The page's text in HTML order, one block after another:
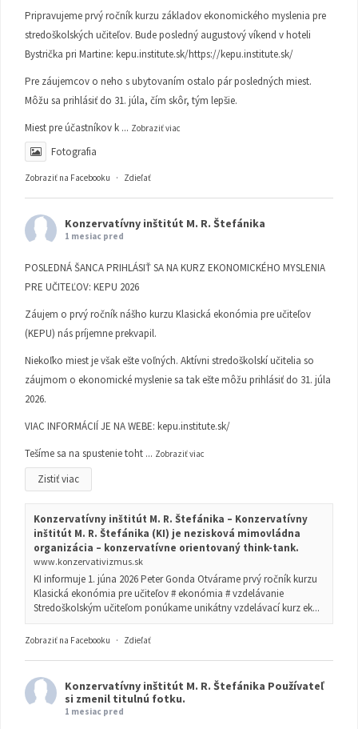
Pripravujeme prvý ročník kurzu základov ekonomického myslenia pre
stredoškolských učiteľov. Bude posledný augustový víkend v hoteli
Bystrička pri Martine: kepu.institute.sk/https://kepu.institute.sk/
Pre záujemcov o neho s ubytovaním ostalo pár posledných miest.
Môžu sa prihlásiť do 31. júla, čím skôr, tým lepšie.
Miest pre účastníkov k ... Zobraziť viac
Fotografia
Zobraziť na Facebooku · Zdieľať
Konzervatívny inštitút M. R. Štefánika
1 mesiac pred
POSLEDNÁ ŠANCA PRIHLÁSIŤ SA NA KURZ EKONOMICKÉHO MYSLENIA
PRE UČITEĽOV: KEPU 2026
Záujem o prvý ročník nášho kurzu Klasická ekonómia pre učiteľov
(KEPU) nás príjemne prekvapil.
Niekoľko miest je však ešte voľných. Aktívni stredoškolskí učitelia so
záujmom o ekonomické myslenie sa tak ešte môžu prihlásiť do 31. júla
2026.
VIAC INFORMÁCIÍ JE NA WEBE: kepu.institute.sk/
Tešíme sa na spustenie toht ... Zobraziť viac
Zistiť viac
Konzervatívny inštitút M. R. Štefánika – Konzervatívny
inštitút M. R. Štefánika (KI) je nezisková mimovládna
organizácia – konzervatívne orientovaný think-tank.
www.konzervativizmus.sk
KI informuje 1. júna 2026 Peter Gonda Otvárame prvý ročník kurzu
Klasická ekonómia pre učiteľov # ekonómia # vzdelávanie
Stredoškolským učiteľom ponúkame unikátny vzdelávací kurz ek...
Zobraziť na Facebooku · Zdieľať
Konzervatívny inštitút M. R. Štefánika Používateľ
si zmenil titulnú fotku.
1 mesiac pred